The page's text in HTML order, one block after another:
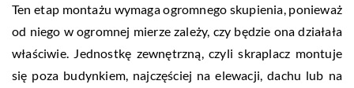
Ten etap montażu wymaga ogromnego skupienia, ponieważ
od niego w ogromnej mierze zależy, czy będzie ona działała
właściwie. Jednostkę zewnętrzną, czyli skraplacz montuje
się poza budynkiem, najczęściej na elewacji, dachu lub na